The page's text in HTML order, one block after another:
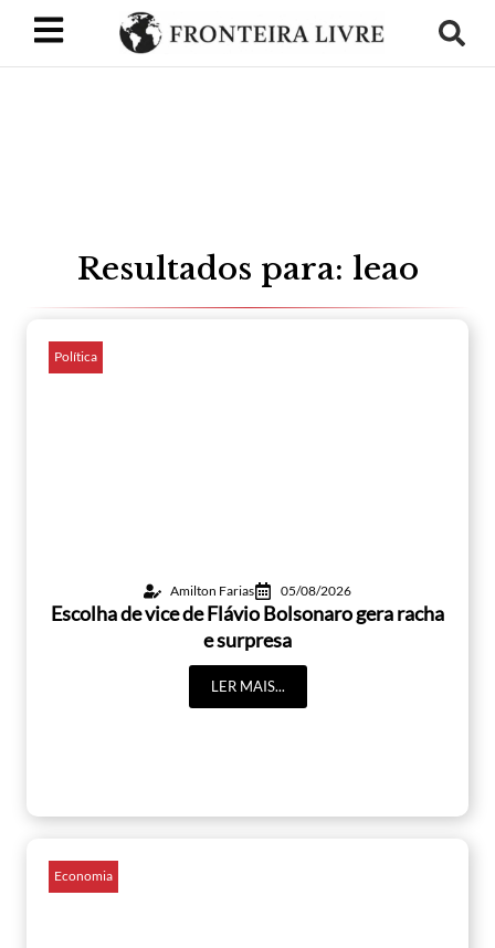
Resultados para: leao
Política
Amilton Farias 05/08/2026
Escolha de vice de Flávio Bolsonaro gera racha
e surpresa
LER MAIS...
Economia